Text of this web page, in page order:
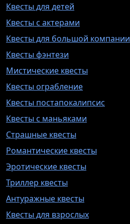
Квесты для детей
Квесты с актерами
Квесты для большой компании
Квесты фэнтези
Мистические квесты
Квесты ограбление
Квесты постапокалипсис
Квесты с маньяками
Страшные квесты
Романтические квесты
Эротические квесты
Триллер квесты
Антуражные квесты
Квесты для взрослых